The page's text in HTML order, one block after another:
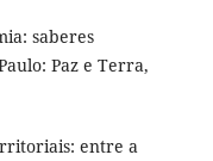
saberes
Paz e Terra,
entre a